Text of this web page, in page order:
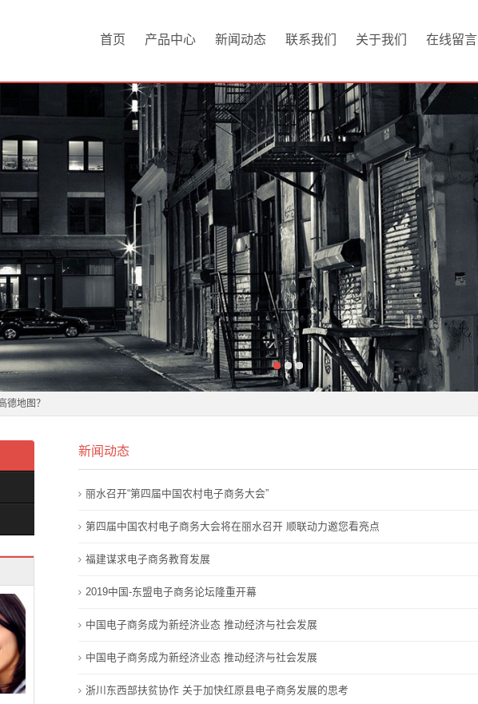
首页 产品中心 新闻动态 联系我们 关于我们 在线留言
位置？
德地图？
多地仓库被查封，业内人士：伪造授权书真假混
铺、商品一度被屏蔽，或涉恶意竞争
罚
多地仓库被查封，业内人士：伪造授权书真假混
地图标注店铺位置的详细步骤
？如何助力商家提高客流量？
除隐患 守护乡村道路保平安
罚
新闻动态
丽水召开“第四届中国农村电子商务大会”
第四届中国农村电子商务大会将在丽水召开 顺联动力邀您看亮点
福建谋求电子商务教育发展
2019中国-东盟电子商务论坛隆重开幕
中国电子商务成为新经济业态 推动经济与社会发展
中国电子商务成为新经济业态 推动经济与社会发展
浙川东西部扶贫协作 关于加快红原县电子商务发展的思考